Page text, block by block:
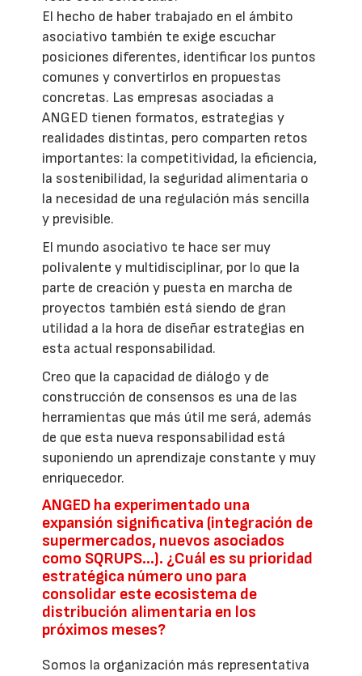
El hecho de haber trabajado en el ámbito
asociativo también te exige escuchar
posiciones diferentes, identificar los puntos
comunes y convertirlos en propuestas
concretas. Las empresas asociadas a
ANGED tienen formatos, estrategias y
realidades distintas, pero comparten retos
importantes: la competitividad, la eficiencia,
la sostenibilidad, la seguridad alimentaria o
la necesidad de una regulación más sencilla
y previsible.
El mundo asociativo te hace ser muy
polivalente y multidisciplinar, por lo que la
parte de creación y puesta en marcha de
proyectos también está siendo de gran
utilidad a la hora de diseñar estrategias en
esta actual responsabilidad.
Creo que la capacidad de diálogo y de
construcción de consensos es una de las
herramientas que más útil me será, además
de que esta nueva responsabilidad está
suponiendo un aprendizaje constante y muy
enriquecedor.
ANGED ha experimentado una
expansión significativa (integración de
supermercados, nuevos asociados
como SQRUPS...). ¿Cuál es su prioridad
estratégica número uno para
consolidar este ecosistema de
distribución alimentaria en los
próximos meses?
Somos la organización más representativa